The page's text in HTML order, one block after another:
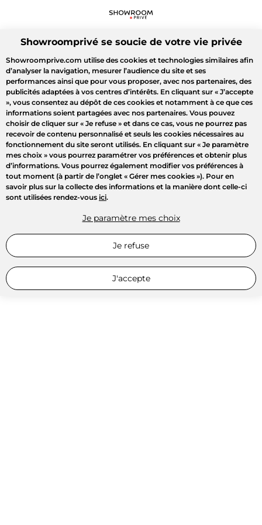
Showroomprivé se soucie de votre vie privée
Showroomprive.com utilise des cookies et technologies similaires afin
d’analyser la navigation, mesurer l’audience du site et ses
performances ainsi que pour vous proposer, avec nos partenaires, des
publicités adaptées à vos centres d’intérêts. En cliquant sur « J’accepte
», vous consentez au dépôt de ces cookies et notamment à ce que ces
informations soient partagées avec nos partenaires. Vous pouvez
choisir de cliquer sur « Je refuse » et dans ce cas, vous ne pourrez pas
recevoir de contenu personnalisé et seuls les cookies nécessaires au
fonctionnement du site seront utilisés. En cliquant sur « Je paramètre
mes choix » vous pourrez paramétrer vos préférences et obtenir plus
d’informations. Vous pourrez également modifier vos préférences à
tout moment (à partir de l’onglet « Gérer mes cookies »). Pour en
savoir plus sur la collecte des informations et la manière dont celle-ci
sont utilisées rendez-vous ici.
Je paramètre mes choix
Je refuse
J'accepte